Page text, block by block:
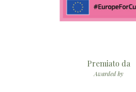
Premiato da
Awarded by